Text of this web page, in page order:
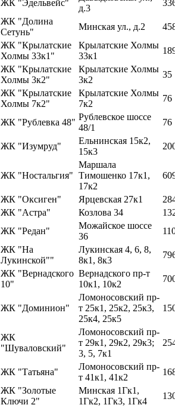
ЖК "Эдельвейс"
д.3
ЖК "Долина
Сетунь"
Минская ул., д.2
ЖК "Крылатские
Холмы 33к1"
Крылатские Холмы
33к1
ЖК "Крылатские
Холмы 3к2"
Крылатские Холмы
3к2
35
ЖК "Крылатские
Холмы 7к2"
Крылатские Холмы
7к2
76
ЖК "Рублевка 48"
Рублевское шоссе
48/1
76
ЖК "Изумруд"
Ельнинская 15к2,
15к3
ЖК "Ностальгия"
Маршала
Тимошенко 17к1,
17к2
ЖК "Оксиген" Ярцевская 27к1
ЖК "Астра" Козлова 34
ЖК "Редан"
Можайское шоссе
36
ЖК "На
Лукинской""
Лукинская 4, 6, 8,
8к1, 8к3
ЖК "Вернадского
10"
Вернадского пр-т
10к1, 10к2
ЖК "Доминион"
Ломоносовский пр-
т 25к1, 25к2, 25к3,
25к4, 25к5
ЖК
"Шуваловский"
Ломоносовский пр-
т 29к1, 29к2, 29к3;
3, 5, 7к1
ЖК "Татьяна"
Ломоносовский пр-
т 41к1, 41к2
ЖК "Золотые
Ключи 2"
Минская 1Гк1,
1Гк2, 1Гк3, 1Гк4